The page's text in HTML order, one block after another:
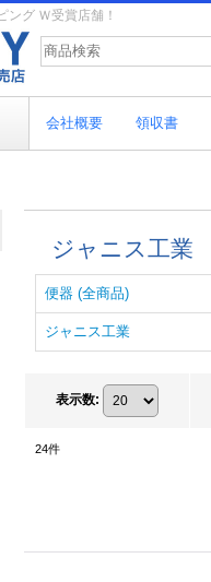
ング Ｗ受賞店舗！
会社概要 領収書
ジャニス工業
便器 (全商品)
ジャニス工業
表示数:
24件